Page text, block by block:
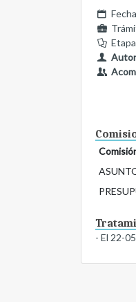
- El 22-